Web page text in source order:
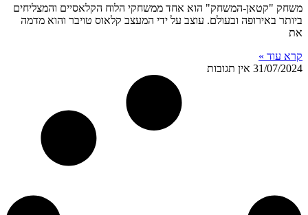
משחק "קטאן-המשחק" הוא אחד ממשחקי הלוח הקלאסיים והמצליחים
ביותר באירופה ובעולם. עוצב על ידי המעצב קלאוס טויבר והוא מדמה
את
קרא עוד »
31/07/2024 אין תגובות